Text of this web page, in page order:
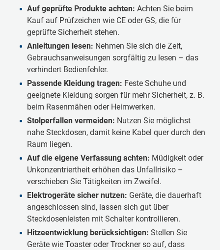
Auf geprüfte Produkte achten: Achten Sie beim
Kauf auf Prüfzeichen wie CE oder GS, die für
geprüfte Sicherheit stehen.
Anleitungen lesen: Nehmen Sie sich die Zeit,
Gebrauchsanweisungen sorgfältig zu lesen – das
verhindert Bedienfehler.
Passende Kleidung tragen: Feste Schuhe und
geeignete Kleidung sorgen für mehr Sicherheit, z. B.
beim Rasenmähen oder Heimwerken.
Stolperfallen vermeiden: Nutzen Sie möglichst
nahe Steckdosen, damit keine Kabel quer durch den
Raum liegen.
Auf die eigene Verfassung achten: Müdigkeit oder
Unkonzentriertheit erhöhen das Unfallrisiko –
verschieben Sie Tätigkeiten im Zweifel.
Elektrogeräte sicher nutzen: Geräte, die dauerhaft
angeschlossen sind, lassen sich gut über
Steckdosenleisten mit Schalter kontrollieren.
Hitzeentwicklung berücksichtigen: Stellen Sie
Geräte wie Toaster oder Trockner so auf, dass